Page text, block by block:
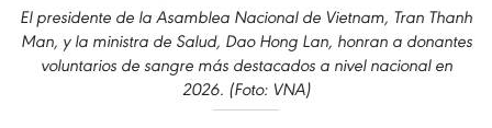
El presidente de la Asamblea Nacional de Vietnam, Tran Thanh
Man, y la ministra de Salud, Dao Hong Lan, honran a donantes
voluntarios de sangre más destacados a nivel nacional en
2026. (Foto: VNA)